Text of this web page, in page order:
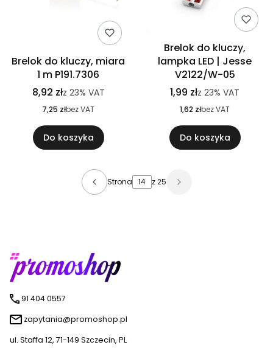
Brelok do kluczy, miara
1 m P191.7306
8,92 złz 23% VAT
7,25 złbez VAT
Do koszyka
Brelok do kluczy,
lampka LED | Jesse
V2122/W-05
1,99 złz 23% VAT
1,62 złbez VAT
Do koszyka
Strona z 25
91 404 0557
zapytania@promoshop.pl
ul. Staffa 12, 71-149 Szczecin, PL